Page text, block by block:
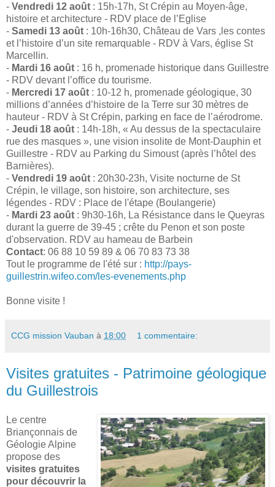
- Vendredi 12 août : 15h-17h, St Crépin au Moyen-âge,
histoire et architecture - RDV place de l’Eglise
- Samedi 13 août : 10h-16h30, Château de Vars ,les contes
et l’histoire d’un site remarquable - RDV à Vars, église St
Marcellin.
- Mardi 16 août : 16 h, promenade historique dans Guillestre
- RDV devant l’office du tourisme.
- Mercredi 17 août : 10-12 h, promenade géologique, 30
millions d’années d’histoire de la Terre sur 30 mètres de
hauteur - RDV à St Crépin, parking en face de l’aérodrome.
- Jeudi 18 août : 14h-18h, « Au dessus de la spectaculaire
rue des masques », une vision insolite de Mont-Dauphin et
Guillestre - RDV au Parking du Simoust (après l’hôtel des
Barnières).
- Vendredi 19 août : 20h30-23h, Visite nocturne de St
Crépin, le village, son histoire, son architecture, ses
légendes - RDV : Place de l'étape (Boulangerie)
- Mardi 23 août : 9h30-16h, La Résistance dans le Queyras
durant la guerre de 39-45 ; crête du Penon et son poste
d'observation. RDV au hameau de Barbein
Contact: 06 88 10 59 89 & 06 70 83 73 38
Tout le programme de l'été sur : http://pays-
guillestrin.wifeo.com/les-evenements.php
Bonne visite !
CCG mission Vauban à 18:00 1 commentaire:
Visites gratuites - Patrimoine géologique
du Guillestrois
Le centre
Briançonnais de
Géologie Alpine
propose des
visites gratuites
pour découvrir la